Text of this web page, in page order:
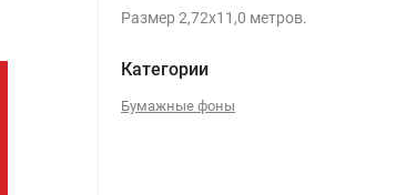
Размер 2,72х11,0 метров.
Категории
Бумажные фоны